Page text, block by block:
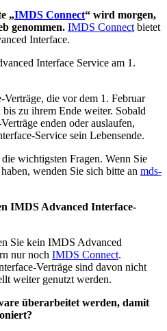
„IMDS Connect“ wird morgen,
genommen. IMDS Connect bietet
Interface.
Interface Service am 1.
die vor dem 1. Februar
zu ihrem Ende weiter. Sobald
enden oder auslaufen,
Service sein Lebensende.
wichtigsten Fragen. Wenn Sie
wenden Sie sich bitte an mds-
IMDS Advanced Interface-
Sie kein IMDS Advanced
nur noch IMDS Connect.
Verträge sind davon nicht
weiter genutzt werden.
überarbeitet werden, damit